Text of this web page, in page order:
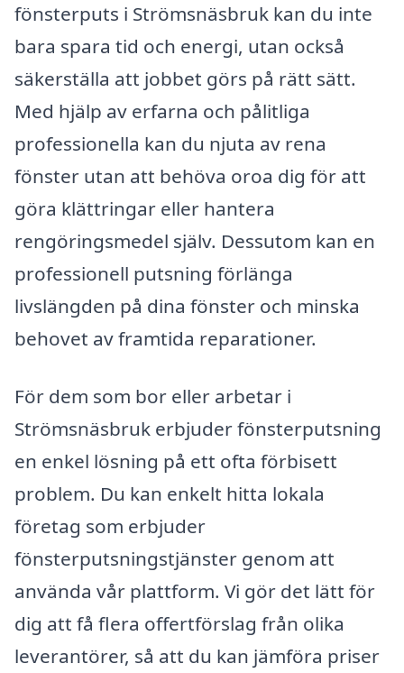
fönsterputs i Strömsnäsbruk kan du inte
bara spara tid och energi, utan också
säkerställa att jobbet görs på rätt sätt.
Med hjälp av erfarna och pålitliga
professionella kan du njuta av rena
fönster utan att behöva oroa dig för att
göra klättringar eller hantera
rengöringsmedel själv. Dessutom kan en
professionell putsning förlänga
livslängden på dina fönster och minska
behovet av framtida reparationer.
För dem som bor eller arbetar i
Strömsnäsbruk erbjuder fönsterputsning
en enkel lösning på ett ofta förbisett
problem. Du kan enkelt hitta lokala
företag som erbjuder
fönsterputsningstjänster genom att
använda vår plattform. Vi gör det lätt för
dig att få flera offertförslag från olika
leverantörer, så att du kan jämföra priser